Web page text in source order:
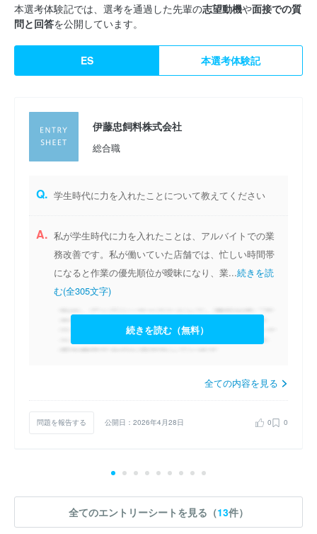
本選考体験記では、選考を通過した先輩の志望動機や面接での質
問と回答を公開しています。
ES 本選考体験記
伊藤忠飼料株式会社
総合職
Q. 学生時代に力を入れたことについて教えてください
A. 私が学生時代に力を入れたことは、アルバイトでの業
務改善です。私が働いていた店舗では、忙しい時間帯
になると作業の優先順位が曖昧になり、業...続きを読
む(全305文字)
続きを読む（無料）
全ての内容を見る
問題を報告する 公開日：2026年4月28日 0 0
全てのエントリーシートを見る（13件）